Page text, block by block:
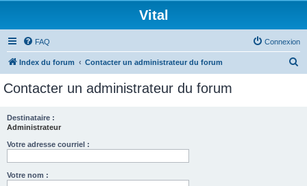
Vital
FAQ Connexion
Index du forum Contacter un administrateur du forum
Contacter un administrateur du forum
Destinataire :
Administrateur
Votre adresse courriel :
Votre nom :